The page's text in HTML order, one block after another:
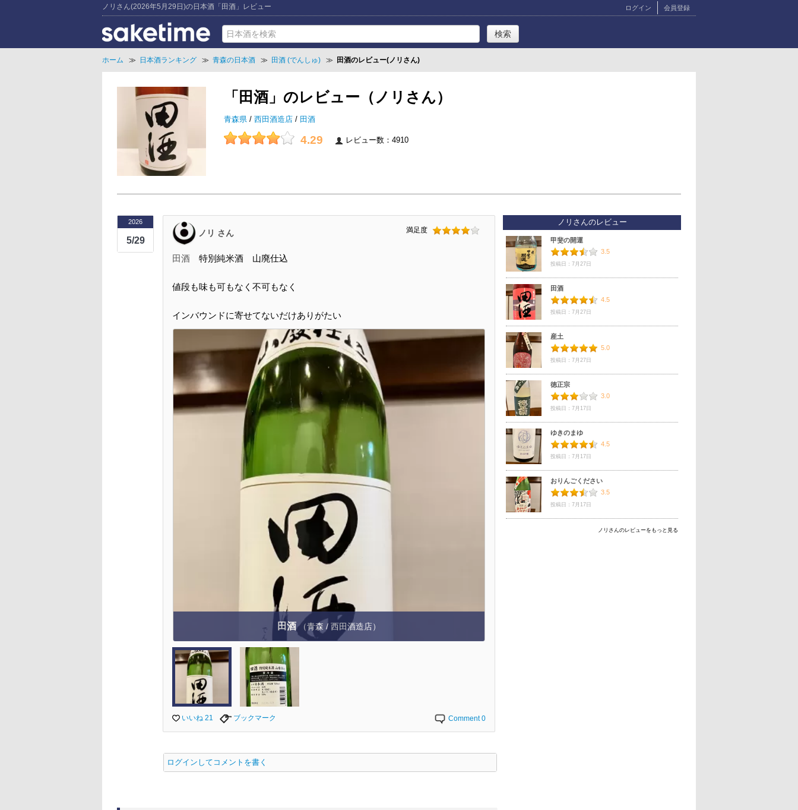
ノリさん(2026年5月29日)の日本酒「田酒」レビュー ログイン 会員登録
ホーム ≫ 日本酒ランキング ≫ 青森の日本酒 ≫ 田酒 (でんしゅ) ≫ 田酒のレビュー(ノリさん)
「田酒」のレビュー（ノリさん）
青森県 / 西田酒造店 / 田酒
4.29 レビュー数：4910
2026
5/29
ノリ さん 満足度
田酒 特別純米酒 山廃仕込
値段も味も可もなく不可もなく
インバウンドに寄せてないだけありがたい
田酒 （青森 / 西田酒造店）
いいね 21 ブックマーク Comment 0
ログインしてコメントを書く
ノリさんのレビュー
甲斐の開運
3.5
投稿日：7月27日
田酒
4.5
投稿日：7月27日
産土
5.0
投稿日：7月27日
徳正宗
3.0
投稿日：7月17日
ゆきのまゆ
4.5
投稿日：7月17日
おりんごください
3.5
投稿日：7月17日
ノリさんのレビューをもっと見る